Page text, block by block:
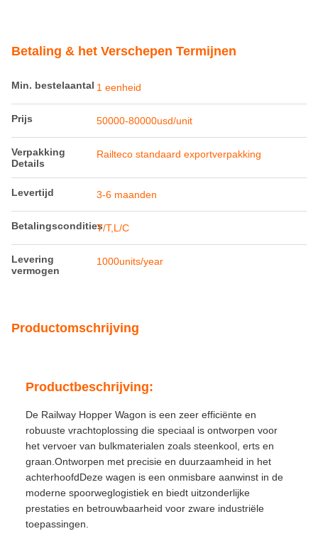
Betaling & het Verschepen Termijnen
Min. bestelaantal 1 eenheid
Prijs 50000-80000usd/unit
Verpakking
Details
Railteco standaard exportverpakking
Levertijd 3-6 maanden
BetalingsconditiesT/T,L/C
Levering
vermogen
1000units/year
Productomschrijving
Productbeschrijving:
De Railway Hopper Wagon is een zeer efficiënte en
robuuste vrachtoplossing die speciaal is ontworpen voor
het vervoer van bulkmaterialen zoals steenkool, erts en
graan.Ontworpen met precisie en duurzaamheid in het
achterhoofdDeze wagen is een onmisbare aanwinst in de
moderne spoorweglogistiek en biedt uitzonderlijke
prestaties en betrouwbaarheid voor zware industriële
toepassingen.